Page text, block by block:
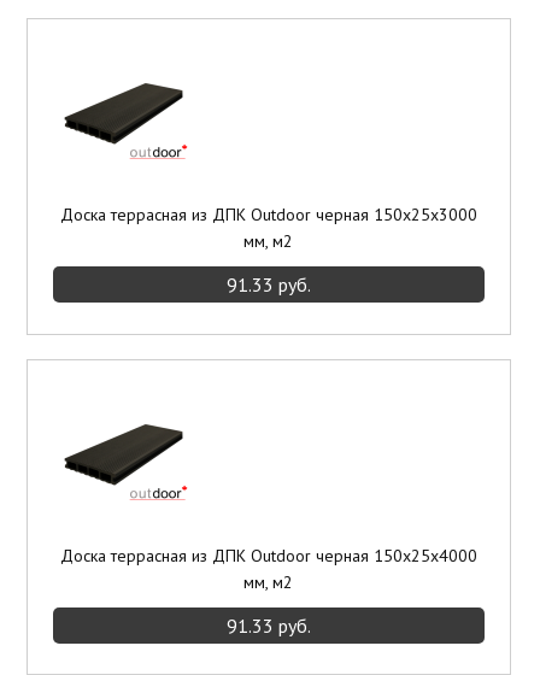
Доска террасная из ДПК Outdoor черная 150х25х3000
мм, м2
91.33 руб.
Доска террасная из ДПК Outdoor черная 150х25х4000
мм, м2
91.33 руб.